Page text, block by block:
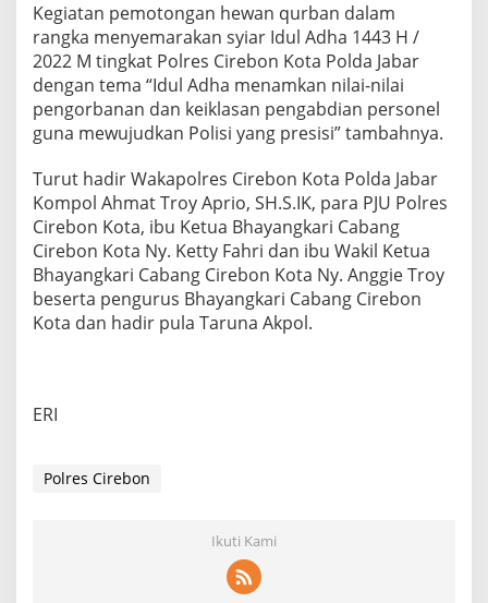
Kegiatan pemotongan hewan qurban dalam
rangka menyemarakan syiar Idul Adha 1443 H /
2022 M tingkat Polres Cirebon Kota Polda Jabar
dengan tema “Idul Adha menamkan nilai-nilai
pengorbanan dan keiklasan pengabdian personel
guna mewujudkan Polisi yang presisi” tambahnya.
Turut hadir Wakapolres Cirebon Kota Polda Jabar
Kompol Ahmat Troy Aprio, SH.S.IK, para PJU Polres
Cirebon Kota, ibu Ketua Bhayangkari Cabang
Cirebon Kota Ny. Ketty Fahri dan ibu Wakil Ketua
Bhayangkari Cabang Cirebon Kota Ny. Anggie Troy
beserta pengurus Bhayangkari Cabang Cirebon
Kota dan hadir pula Taruna Akpol.
ERI
Polres Cirebon
Ikuti Kami